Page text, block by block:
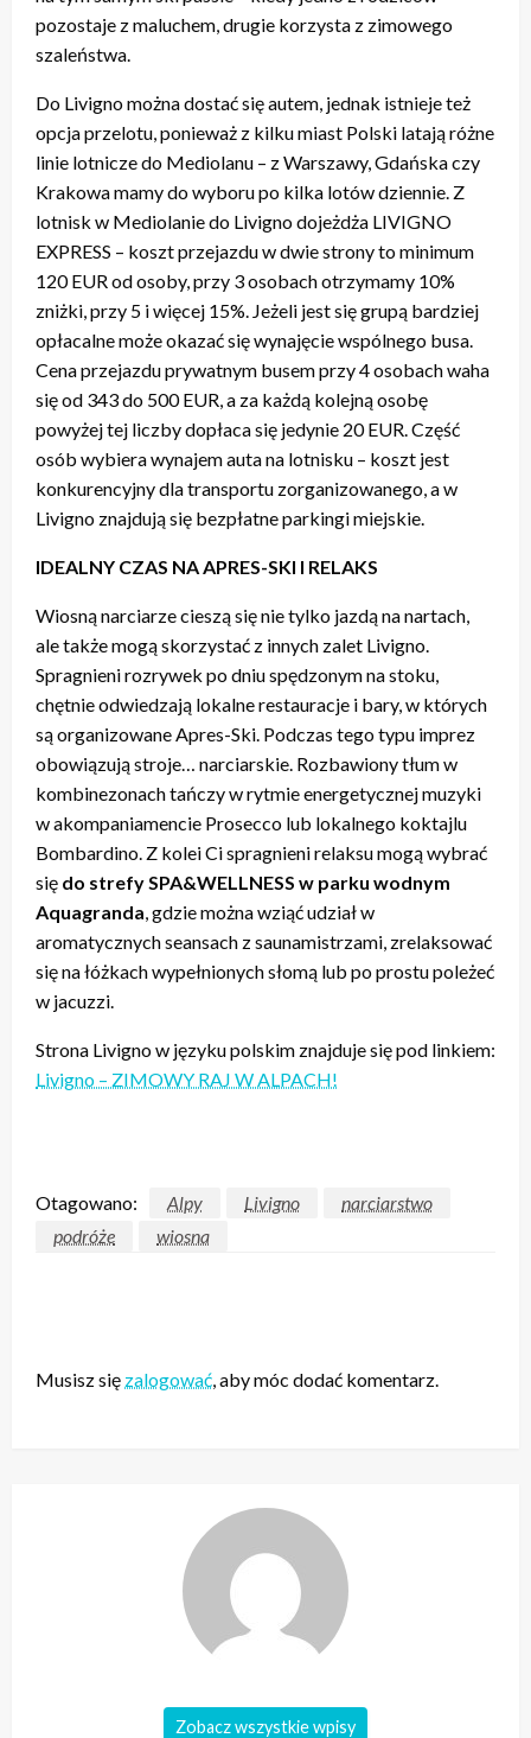
pozostaje z maluchem, drugie korzysta z zimowego
szaleństwa.
Do Livigno można dostać się autem, jednak istnieje też
opcja przelotu, ponieważ z kilku miast Polski latają różne
linie lotnicze do Mediolanu – z Warszawy, Gdańska czy
Krakowa mamy do wyboru po kilka lotów dziennie. Z
lotnisk w Mediolanie do Livigno dojeżdża LIVIGNO
EXPRESS – koszt przejazdu w dwie strony to minimum
120 EUR od osoby, przy 3 osobach otrzymamy 10%
zniżki, przy 5 i więcej 15%. Jeżeli jest się grupą bardziej
opłacalne może okazać się wynajęcie wspólnego busa.
Cena przejazdu prywatnym busem przy 4 osobach waha
się od 343 do 500 EUR, a za każdą kolejną osobę
powyżej tej liczby dopłaca się jedynie 20 EUR. Część
osób wybiera wynajem auta na lotnisku – koszt jest
konkurencyjny dla transportu zorganizowanego, a w
Livigno znajdują się bezpłatne parkingi miejskie.
IDEALNY CZAS NA APRES-SKI I RELAKS
Wiosną narciarze cieszą się nie tylko jazdą na nartach,
ale także mogą skorzystać z innych zalet Livigno.
Spragnieni rozrywek po dniu spędzonym na stoku,
chętnie odwiedzają lokalne restauracje i bary, w których
są organizowane Apres-Ski. Podczas tego typu imprez
obowiązują stroje… narciarskie. Rozbawiony tłum w
kombinezonach tańczy w rytmie energetycznej muzyki
w akompaniamencie Prosecco lub lokalnego koktajlu
Bombardino. Z kolei Ci spragnieni relaksu mogą wybrać
się do strefy SPA&WELLNESS w parku wodnym
Aquagranda, gdzie można wziąć udział w
aromatycznych seansach z saunamistrzami, zrelaksować
się na łóżkach wypełnionych słomą lub po prostu poleżeć
w jacuzzi.
Strona Livigno w języku polskim znajduje się pod linkiem:
Livigno – ZIMOWY RAJ W ALPACH!
Otagowano: Alpy Livigno
narciarstwo
podróże
wiosna
Musisz się zalogować, aby móc dodać komentarz.
Zobacz wszystkie wpisy